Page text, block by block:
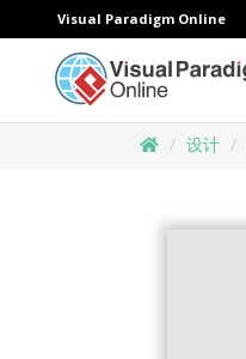
Visual Paradigm Online
设计